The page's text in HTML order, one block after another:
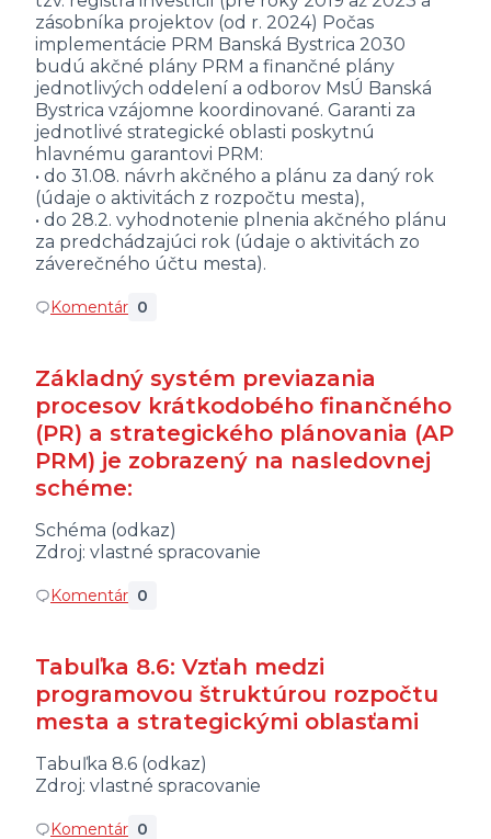
zásobníka projektov (od r. 2024) Počas
implementácie PRM Banská Bystrica 2030
budú akčné plány PRM a finančné plány
jednotlivých oddelení a odborov MsÚ Banská
Bystrica vzájomne koordinované. Garanti za
jednotlivé strategické oblasti poskytnú
hlavnému garantovi PRM:
• do 31.08. návrh akčného a plánu za daný rok
(údaje o aktivitách z rozpočtu mesta),
• do 28.2. vyhodnotenie plnenia akčného plánu
za predchádzajúci rok (údaje o aktivitách zo
záverečného účtu mesta).
Komentár 0
Základný systém previazania
procesov krátkodobého finančného
(PR) a strategického plánovania (AP
PRM) je zobrazený na nasledovnej
schéme:
Schéma (odkaz)
Zdroj: vlastné spracovanie
Komentár 0
Tabuľka 8.6: Vzťah medzi
programovou štruktúrou rozpočtu
mesta a strategickými oblasťami
Tabuľka 8.6 (odkaz)
Zdroj: vlastné spracovanie
Komentár 0